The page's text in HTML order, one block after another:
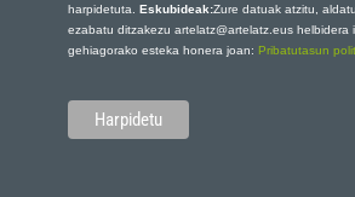
harpidetuta. Eskubideak:Zure datuak atzitu,
ezabatu ditzakezu artelatz@artelatz.eus helbidera
gehiagorako esteka honera joan: Pribatutasun